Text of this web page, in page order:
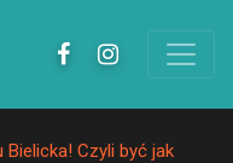
Bielicka! Czyli być jak